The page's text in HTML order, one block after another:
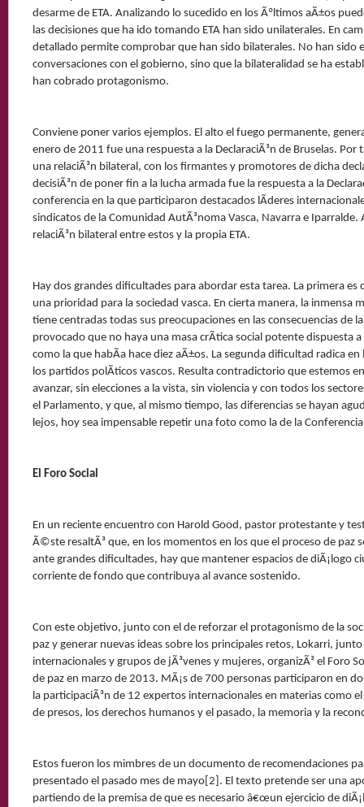
desarme de ETA. Analizando lo sucedido en los Ãºltimos aÃ±os
las decisiones que ha ido tomando ETA han sido unilaterales. En
detallado permite comprobar que han sido bilaterales. No han sido
conversaciones con el gobierno, sino que la bilateralidad se ha
han cobrado protagonismo.
Conviene poner varios ejemplos. El alto el fuego permanente,
enero de 2011 fue una respuesta a la DeclaraciÃ³n de Bruselas.
una relaciÃ³n bilateral, con los firmantes y promotores de dicha
decisiÃ³n de poner fin a la lucha armada fue la respuesta a la
conferencia en la que participaron destacados lÃ­deres
sindicatos de la Comunidad AutÃ³noma Vasca, Navarra e Iparralde.
relaciÃ³n bilateral entre estos y la propia ETA.
Hay dos grandes dificultades para abordar esta tarea. La primera es
una prioridad para la sociedad vasca. En cierta manera, la inmensa
tiene centradas todas sus preocupaciones en las consecuencias de
provocado que no haya una masa crÃ­tica social potente dispuesta
como la que habÃ­a hace diez aÃ±os. La segunda dificultad radica
los partidos polÃ­ticos vascos. Resulta contradictorio que estemos
avanzar, sin elecciones a la vista, sin violencia y con todos los
el Parlamento, y que, al mismo tiempo, las diferencias se hayan
lejos, hoy sea impensable repetir una foto como la de la
El Foro Social
En un reciente encuentro con Harold Good, pastor protestante y
Ã©ste resaltÃ³ que, en los momentos en los que el proceso de paz
ante grandes dificultades, hay que mantener espacios de diÃ¡logo
corriente de fondo que contribuya al avance sostenido.
Con este objetivo, junto con el de reforzar el protagonismo de la
paz y generar nuevas ideas sobre los principales retos, Lokarri,
internacionales y grupos de jÃ³venes y mujeres, organizÃ³ el Foro
de paz en marzo de 2013. MÃ¡s de 700 personas participaron en
la participaciÃ³n de 12 expertos internacionales en materias como
de presos, los derechos humanos y el pasado, la memoria y la
Estos fueron los mimbres de un documento de recomendaciones
presentado el pasado mes de mayo[2]. El texto pretende ser una
partiendo de la premisa de que es necesario â€œun ejercicio de